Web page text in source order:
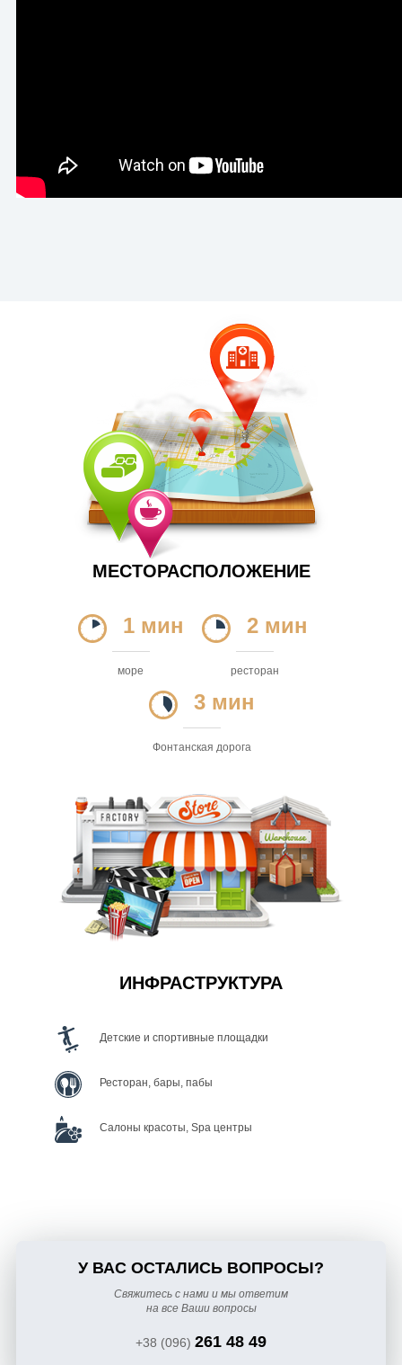
МЕСТОРАСПОЛОЖЕНИЕ
1 мин
море
2 мин
ресторан
3 мин
Фонтанская дорога
ИНФРАСТРУКТУРА
Детские и спортивные площадки
Ресторан, бары, пабы
Салоны красоты, Spa центры
У ВАС ОСТАЛИСЬ ВОПРОСЫ?
Свяжитесь с нами и мы ответим
на все Ваши вопросы
+38 (096) 261 48 49